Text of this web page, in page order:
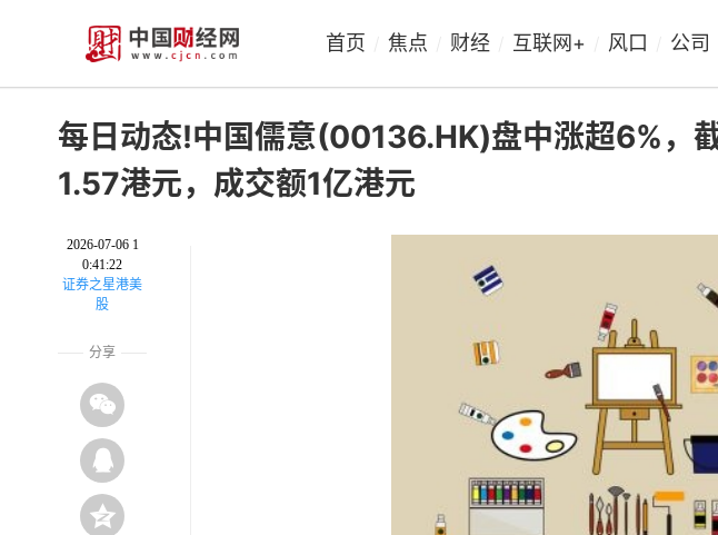
首页 焦点 财经 互联网+ 风口 公司
每日动态!中国儒意(00136.HK)盘中涨超6%，
1.57港元，成交额1亿港元
2026-07-06 1
0:41:22
证券之星港美
股
分享